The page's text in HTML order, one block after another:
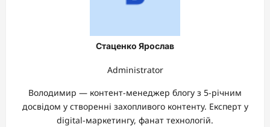
Стаценко Ярослав
Administrator
Володимир — контент-менеджер блогу з 5-річним
досвідом у створенні захопливого контенту. Експерт у
digital-маркетингу, фанат технологій.